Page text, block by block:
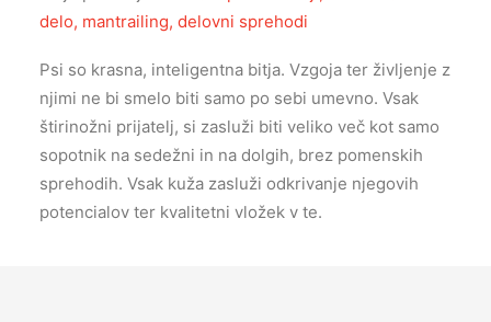
delo, mantrailing, delovni sprehodi
Psi so krasna, inteligentna bitja. Vzgoja ter življenje z
njimi ne bi smelo biti samo po sebi umevno. Vsak
štirinožni prijatelj, si zasluži biti veliko več kot samo
sopotnik na sedežni in na dolgih, brez pomenskih
sprehodih. Vsak kuža zasluži odkrivanje njegovih
potencialov ter kvalitetni vložek v te.